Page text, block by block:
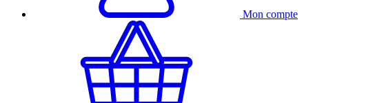
Mon compte